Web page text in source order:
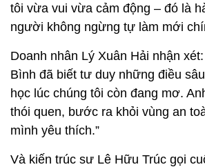
tôi vừa vui vừa cảm động – đó là
người không ngừng tự làm mới
Doanh nhân Lý Xuân Hải nhận
Bình đã biết tư duy những điều
học lúc chúng tôi còn đang mơ.
thói quen, bước ra khỏi vùng an
mình yêu thích.”
Và kiến trúc sư Lê Hữu Trúc gọi